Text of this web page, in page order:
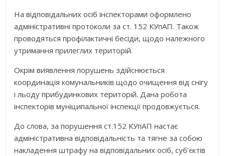
На відповідальних осіб інспекторами оформлено
адміністративні протоколи за ст. 152 КУпАП. Також
проводяться профілактичні бесіди, щодо належного
утримання прилеглих територій.
Окрім виявлення порушень здійснюється
координація комунальників щодо очищення від снігу
і льоду прибудинкових територій. Дана робота
інспекторів муніципальної інспекції продовжується.
До слова, за порушення ст.152 КУпАП настає
адміністративна відповідальність та тягне за собою
накладення штрафу на відповідальних осіб, суб’єктів